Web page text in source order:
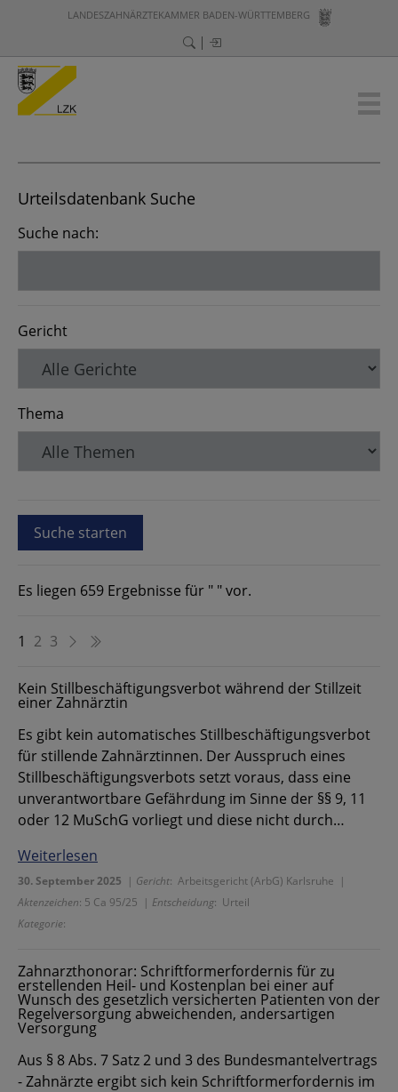
LANDESZAHNÄRZTEKAMMER BADEN-WÜRTTEMBERG
Urteilsdatenbank Suche
Suche nach:
Gericht
Thema
Es liegen 659 Ergebnisse für " " vor.
1 2 3
Kein Stillbeschäftigungsverbot während der Stillzeit
einer Zahnärztin
Es gibt kein automatisches Stillbeschäftigungsverbot
für stillende Zahnärztinnen. Der Ausspruch eines
Stillbeschäftigungsverbots setzt voraus, dass eine
unverantwortbare Gefährdung im Sinne der §§ 9, 11
oder 12 MuSchG vorliegt und diese nicht durch…
Weiterlesen
30. September 2025 | Gericht: Arbeitsgericht (ArbG) Karlsruhe |
Aktenzeichen: 5 Ca 95/25 | Entscheidung: Urteil
Kategorie:
Zahnarzthonorar: Schriftformerfordernis für zu
erstellenden Heil- und Kostenplan bei einer auf
Wunsch des gesetzlich versicherten Patienten von der
Regelversorgung abweichenden, andersartigen
Versorgung
Aus § 8 Abs. 7 Satz 2 und 3 des Bundesmantelvertrags
- Zahnärzte ergibt sich kein Schriftformerfordernis im